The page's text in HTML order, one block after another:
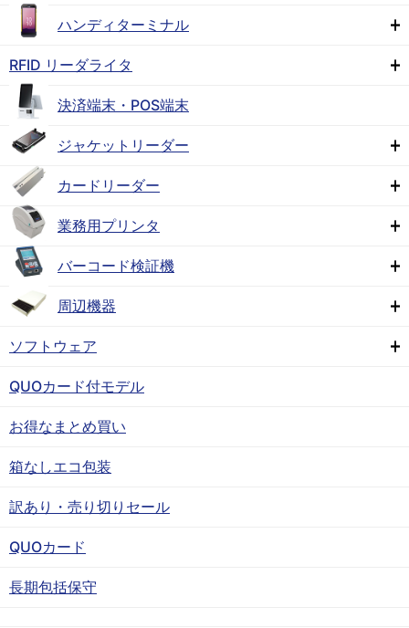
ハンディターミナル
RFID リーダライタ
決済端末・POS端末
ジャケットリーダー
カードリーダー
業務用プリンタ
バーコード検証機
周辺機器
ソフトウェア
QUOカード付モデル
お得なまとめ買い
箱なしエコ包装
訳あり・売り切りセール
QUOカード
長期包括保守